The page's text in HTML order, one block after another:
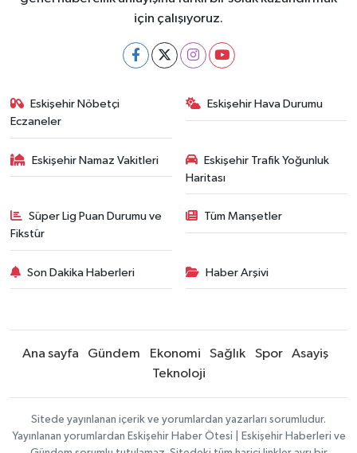
için çalışıyoruz.
Eskişehir Nöbetçi
Eczaneler
Eskişehir Hava Durumu
Eskişehir Namaz Vakitleri
Eskişehir Trafik Yoğunluk
Haritası
Süper Lig Puan Durumu ve
Fikstür
Tüm Manşetler
Son Dakika Haberleri Haber Arşivi
Ana sayfa Gündem Ekonomi Sağlık Spor
Asayiş
Teknoloji
Sitede yayınlanan içerik ve yorumlardan yazarları sorumludur.
Yayınlanan yorumlardan Eskişehir Haber Ötesi | Eskişehir Haberleri ve